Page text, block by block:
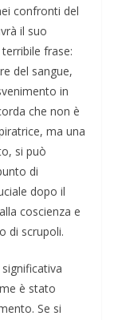
confronti del
il suo
frase:
del sangue,
in
che non è
ma una
si può
di
dopo il
coscienza e
di scrupoli.
è stato
Se si